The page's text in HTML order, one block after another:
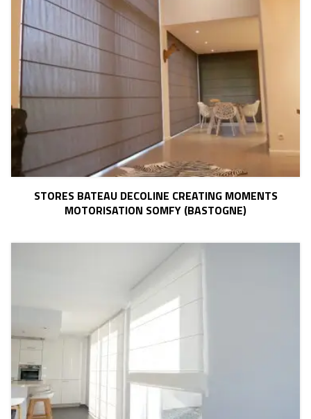
STORES BATEAU DECOLINE CREATING MOMENTS
MOTORISATION SOMFY (BASTOGNE)